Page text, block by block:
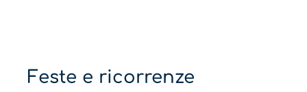
Feste e ricorrenze